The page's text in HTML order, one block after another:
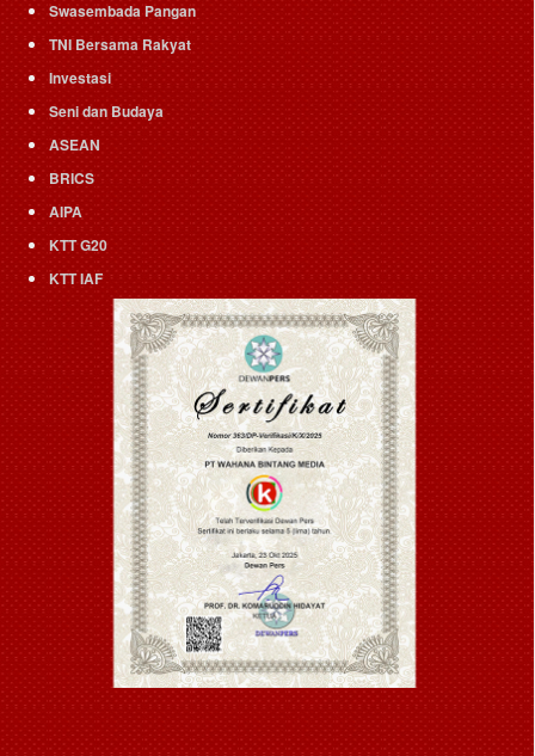
Swasembada Pangan
TNI Bersama Rakyat
Investasi
Seni dan Budaya
ASEAN
BRICS
AIPA
KTT G20
KTT IAF